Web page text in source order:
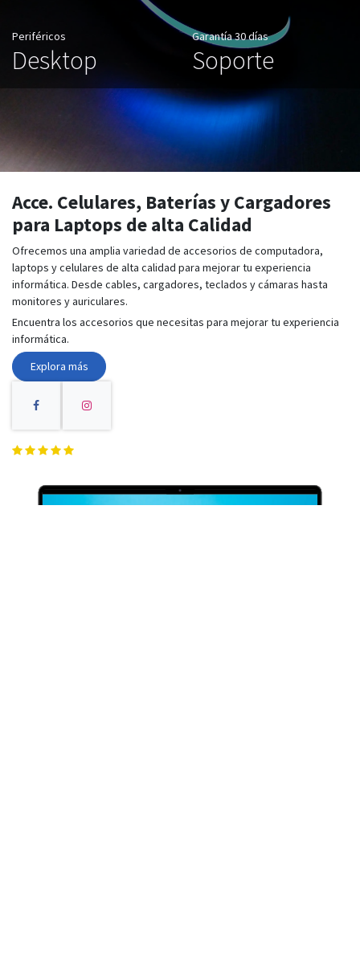
Periféricos
Desktop
Garantía 30 días
Soporte
Acce. Celulares, Baterías y Cargadores
para Laptops de alta Calidad
Ofrecemos una amplia variedad de accesorios de computadora,
laptops y celulares de alta calidad para mejorar tu experiencia
informática. Desde cables, cargadores, teclados y cámaras hasta
monitores y auriculares.
Encuentra los accesorios que necesitas para mejorar tu experiencia
informática.
Explora más